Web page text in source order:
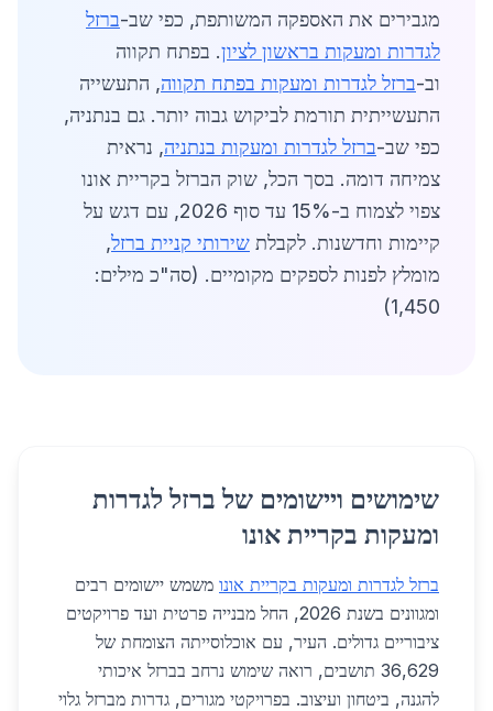
מגבירים את האספקה המשותפת, כפי שב-ברזל
לגדרות ומעקות בראשון לציון. בפתח תקווה
וב-ברזל לגדרות ומעקות בפתח תקווה, התעשייה
התעשייתית תורמת לביקוש גבוה יותר. גם בנתניה,
כפי שב-ברזל לגדרות ומעקות בנתניה, נראית
צמיחה דומה. בסך הכל, שוק הברזל בקריית אונו
צפוי לצמוח ב-15% עד סוף 2026, עם דגש על
קיימות וחדשנות. לקבלת שירותי קניית ברזל,
מומלץ לפנות לספקים מקומיים. (סה"כ מילים:
1,450)
שימושים ויישומים של ברזל לגדרות
ומעקות בקריית אונו
ברזל לגדרות ומעקות בקריית אונו משמש יישומים רבים
ומגוונים בשנת 2026, החל מבנייה פרטית ועד פרויקטים
ציבוריים גדולים. העיר, עם אוכלוסייתה הצומחת של
36,629 תושבים, רואה שימוש נרחב בברזל איכותי
להגנה, ביטחון ועיצוב. בפרויקטי מגורים, גדרות מברזל גלוי